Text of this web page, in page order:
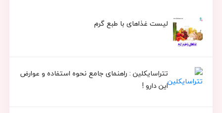
لیست غذاهای با طبع گرم
تتراسایکلین : راهنمای جامع نحوه استفاده و عوارض
این دارو !